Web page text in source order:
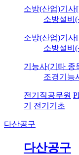
소방(산업)기사
소방설비(
소방(산업)기사
소방설비(
기능사(기타 종
조경기능
전기직공무원
기
전기기초
다산공구
다산공구